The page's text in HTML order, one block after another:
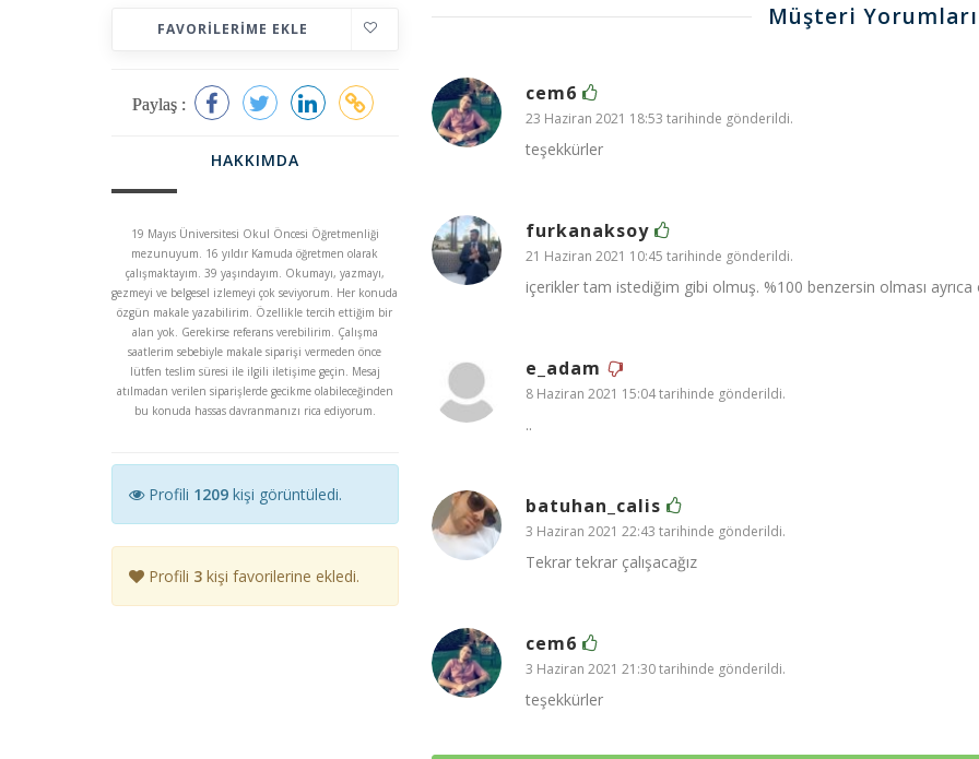
FAVORILERIME EKLE
Paylaş :
HAKKIMDA
19 Mayıs Üniversitesi Okul Öncesi Öğretmenliği
mezunuyum. 16 yıldır Kamuda öğretmen olarak
çalışmaktayım. 39 yaşındayım. Okumayı, yazmayı,
gezmeyi ve belgesel izlemeyi çok seviyorum. Her konuda
özgün makale yazabilirim. Özellikle tercih ettiğim bir
alan yok. Gerekirse referans verebilirim. Çalışma
saatlerim sebebiyle makale siparişi vermeden önce
lütfen teslim süresi ile ilgili iletişime geçin. Mesaj
atılmadan verilen siparişlerde gecikme olabileceğinden
bu konuda hassas davranmanızı rica ediyorum.
Profili 1209 kişi görüntüledi.
Profili 3 kişi favorilerine ekledi.
Müşteri Yorumları
cem6
23 Haziran 2021 18:53 tarihinde gönderildi.
teşekkürler
furkanaksoy
21 Haziran 2021 10:45 tarihinde gönderildi.
içerikler tam istediğim gibi olmuş. %100 benzersin olması
e_adam
8 Haziran 2021 15:04 tarihinde gönderildi.
..
batuhan_calis
3 Haziran 2021 22:43 tarihinde gönderildi.
Tekrar tekrar çalışacağız
cem6
3 Haziran 2021 21:30 tarihinde gönderildi.
teşekkürler